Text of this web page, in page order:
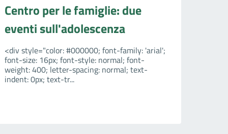
Centro per le famiglie: due
eventi sull'adolescenza
<div style="color: #000000; font-family: 'arial';
font-size: 16px; font-style: normal; font-
weight: 400; letter-spacing: normal; text-
indent: 0px; text-tr...